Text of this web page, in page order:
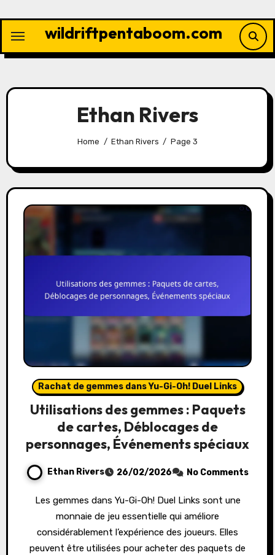
content
wildriftpentaboom.com
Ethan Rivers
Home Ethan Rivers Page 3
Rachat de gemmes dans Yu-Gi-Oh! Duel Links
Utilisations des gemmes : Paquets
de cartes, Déblocages de
personnages, Événements spéciaux
Ethan Rivers 26/02/2026 No Comments
Les gemmes dans Yu-Gi-Oh! Duel Links sont une
monnaie de jeu essentielle qui améliore
considérablement l’expérience des joueurs. Elles
peuvent être utilisées pour acheter des paquets de